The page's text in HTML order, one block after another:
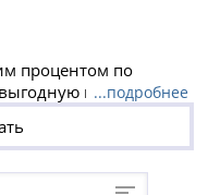
процентом по
ипотеку в
жилье или
низкий процент по
году.
...подробнее